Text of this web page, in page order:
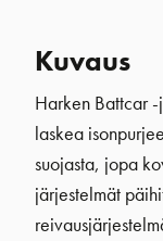
Kuvaus
Harken Battcar
laskea
suojasta, jopa
järjestelmät